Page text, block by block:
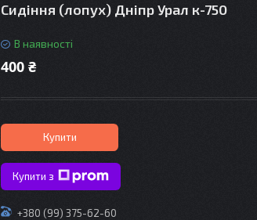
Сидіння (лопух) Дніпр Урал к-750
В наявності
400 ₴
Купити
Купити з
+380 (99) 375-62-60